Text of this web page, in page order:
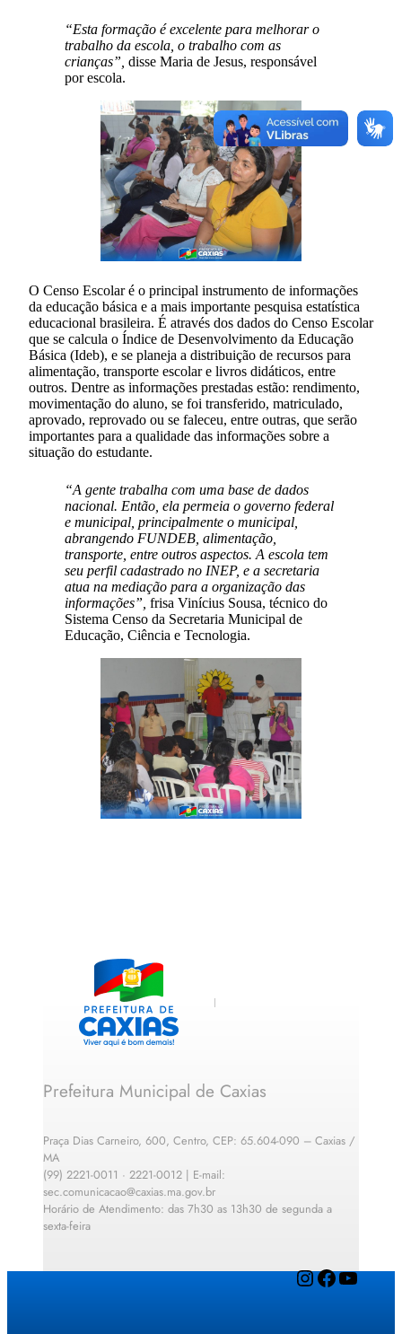
“Esta formação é excelente para melhorar o
trabalho da escola, o trabalho com as
crianças”, disse Maria de Jesus, responsável
por escola.
O Censo Escolar é o principal instrumento de informações
da educação básica e a mais importante pesquisa estatística
educacional brasileira. É através dos dados do Censo Escolar
que se calcula o Índice de Desenvolvimento da Educação
Básica (Ideb), e se planeja a distribuição de recursos para
alimentação, transporte escolar e livros didáticos, entre
outros. Dentre as informações prestadas estão: rendimento,
movimentação do aluno, se foi transferido, matriculado,
aprovado, reprovado ou se faleceu, entre outras, que serão
importantes para a qualidade das informações sobre a
situação do estudante.
“A gente trabalha com uma base de dados
nacional. Então, ela permeia o governo federal
e municipal, principalmente o municipal,
abrangendo FUNDEB, alimentação,
transporte, entre outros aspectos. A escola tem
seu perfil cadastrado no INEP, e a secretaria
atua na mediação para a organização das
informações”, frisa Vinícius Sousa, técnico do
Sistema Censo da Secretaria Municipal de
Educação, Ciência e Tecnologia.
Prefeitura Municipal de Caxias
Praça Dias Carneiro, 600, Centro, CEP: 65.604-090 – Caxias /
MA
(99) 2221-0011 · 2221-0012 | E-mail:
sec.comunicacao@caxias.ma.gov.br
Horário de Atendimento: das 7h30 as 13h30 de segunda a
sexta-feira
InstagramFacebook YouTube